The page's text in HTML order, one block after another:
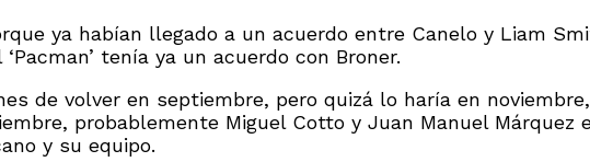
ya habían llegado a un acuerdo entre Canelo y Liam
tenía ya un acuerdo con Broner.
de volver en septiembre, pero quizá lo haría en
probablemente Miguel Cotto y Juan Manuel Márquez
y su equipo.